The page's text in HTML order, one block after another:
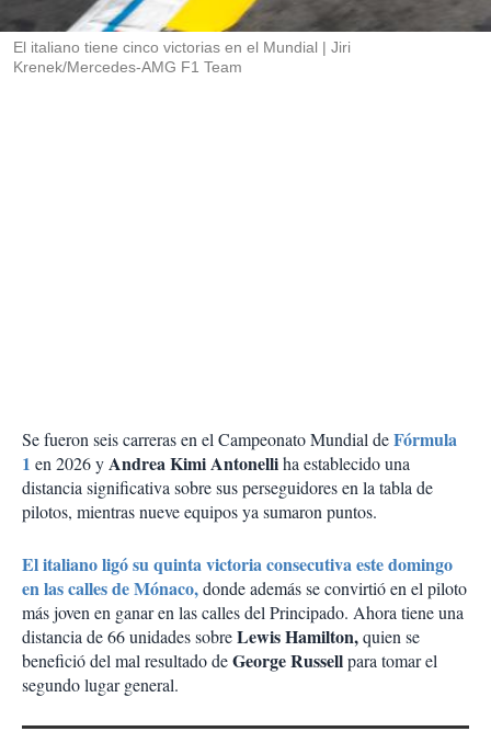
El italiano tiene cinco victorias en el Mundial
Jiri
Krenek/Mercedes-AMG F1 Team
Se fueron seis carreras en el Campeonato Mundial deFórmula
1 en 2026 yAndrea Kimi Antonelliha establecido una
distancia significativa sobre sus perseguidores en la tabla de
pilotos, mientras nueve equipos ya sumaron puntos.
El italiano ligó su quinta victoria consecutiva este domingo
en las calles de Mónaco,donde además se convirtió en el piloto
más joven en ganar en las calles del Principado. Ahora tiene una
distancia de 66 unidades sobreLewis Hamilton,quien se
benefició del mal resultado deGeorge Russellpara tomar el
segundo lugar general.